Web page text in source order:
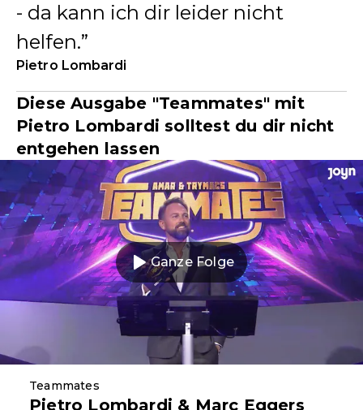
- da kann ich dir leider nicht
helfen.
Pietro Lombardi
Diese Ausgabe "Teammates" mit
Pietro Lombardi solltest du dir nicht
entgehen lassen
Ganze Folge
Teammates
Pietro Lombardi & Marc Eggers